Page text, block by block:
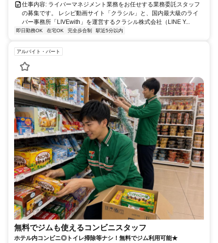
仕事内容: ライバーマネジメント業務をお任せする業務委託スタッフ
の募集です。 レシピ動画サイト「クラシル」と、国内最大級のライ
バー事務所「LIVEwith」を運営するクラシル株式会社（LINE Y...
即日勤務OK 在宅OK 完全歩合制 駅近5分以内
アルバイト・パート
無料でジムも使えるコンビニスタッフ
ホテル内コンビニ◎トイレ掃除等ナシ！無料でジム利用可能★